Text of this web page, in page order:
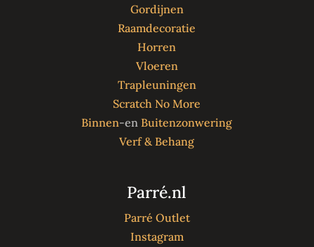
Gordijnen
Raamdecoratie
Horren
Vloeren
Trapleuningen
Scratch No More
Binnen-en Buitenzonwering
Verf & Behang
Parré.nl
Parré Outlet
Instagram